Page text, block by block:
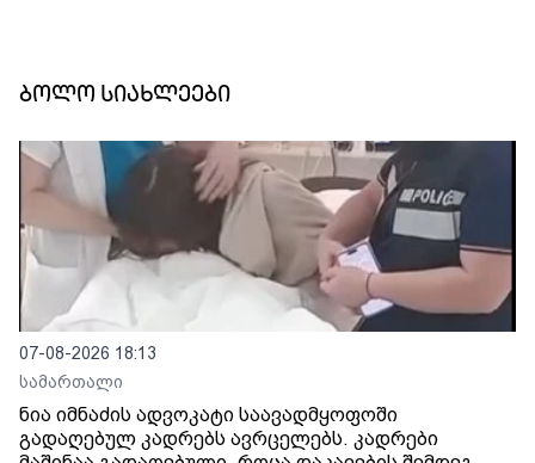
ბოლო სიახლეები
07-08-2026 18:13
სამართალი
ნია იმნაძის ადვოკატი საავადმყოფოში
გადაღებულ კადრებს ავრცელებს. კადრები